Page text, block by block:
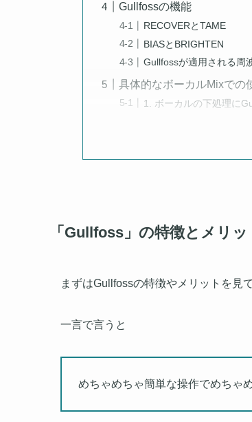
Gullfossの機能
RECOVERとTAME
BIASとBRIGHTEN
Gullfossが適用される周
具体的なボーカルMixでの
1. ボーカルの下処理に
「Gullfoss」の特徴とメリッ
まずはGullfossの特徴やメリットを見
一言で言うと
めちゃめちゃ簡単な操作でめちゃ